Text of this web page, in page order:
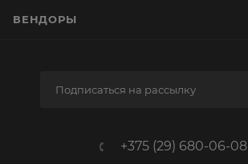
ВЕНДОРЫ
Подписаться на рассылку
+375 (29) 680-06-08